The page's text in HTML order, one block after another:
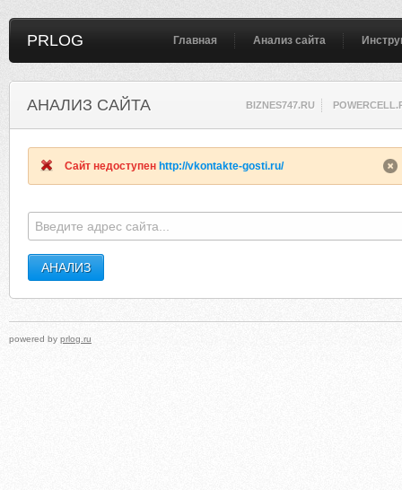
PRLOG Главная Анализ сайта
АНАЛИЗ САЙТА BIZNES747.RU
Сайт недоступен http://vkontakte-gosti.ru/
powered by prlog.ru